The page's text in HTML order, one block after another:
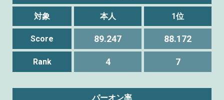
対象 本人 1位
Score 89.247 88.172
Rank 4 7
パーオン率